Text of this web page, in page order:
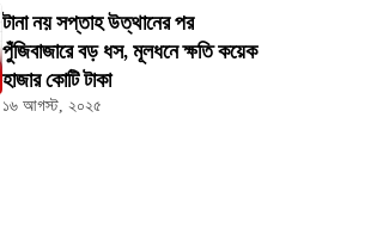
টানা নয় সপ্তাহ উত্থানের পর
পুঁজিবাজারে বড় ধস, মূলধনে ক্ষতি কয়েক
হাজার কোটি টাকা
১৬ আগস্ট, ২০২৫